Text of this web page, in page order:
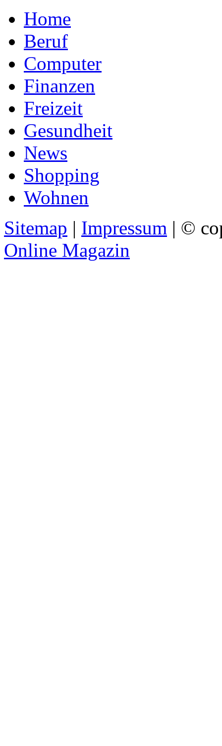
Home
Beruf
Computer
Finanzen
Freizeit
Gesundheit
News
Shopping
Wohnen
Sitemap | Impressum | ©
Online Magazin